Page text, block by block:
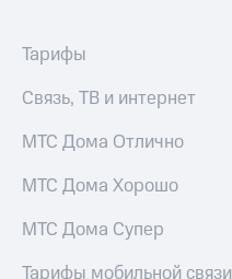
Тарифы
Связь, ТВ и интернет
МТС Дома Отлично
МТС Дома Хорошо
МТС Дома Супер